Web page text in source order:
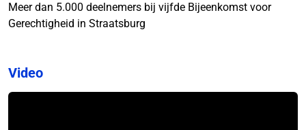
Meer dan 5.000 deelnemers bij vijfde Bijeenkomst voor
Gerechtigheid in Straatsburg
Video